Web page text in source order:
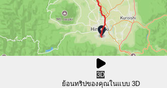
3D
ย้อนทริปของคุณในแบบ 3D